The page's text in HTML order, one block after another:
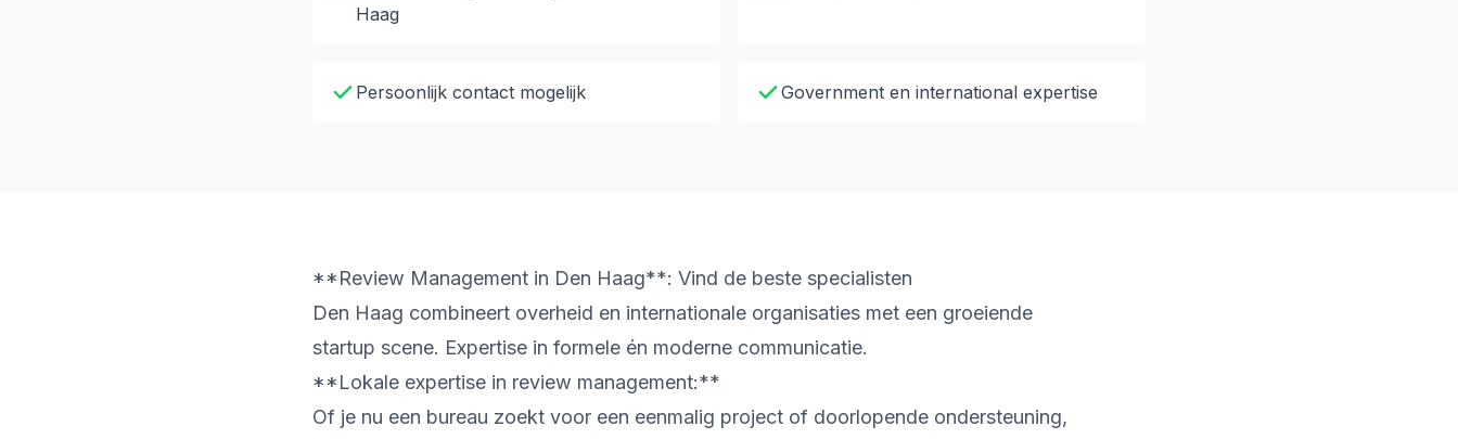
Haag
Persoonlijk contact mogelijk Government en international expertise
**Review Management in Den Haag**: Vind de beste specialisten
Den Haag combineert overheid en internationale organisaties met een groeiende
startup scene. Expertise in formele én moderne communicatie.
**Lokale expertise in review management:**
Of je nu een bureau zoekt voor een eenmalig project of doorlopende ondersteuning,